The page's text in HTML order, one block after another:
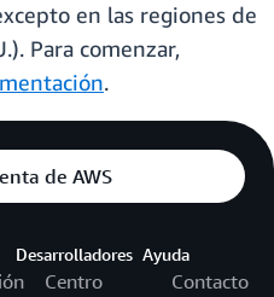
en las regiones de
Para comenzar,
.
de AWS
Desarrolladores
Centro
Ayuda
Contacto